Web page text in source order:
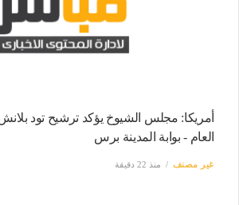
أمريكا: مجلس الشيوخ يؤكد ترشيح تود
العام - بوابة المدينة برس
غير مصنف منذ 22 دقيقة